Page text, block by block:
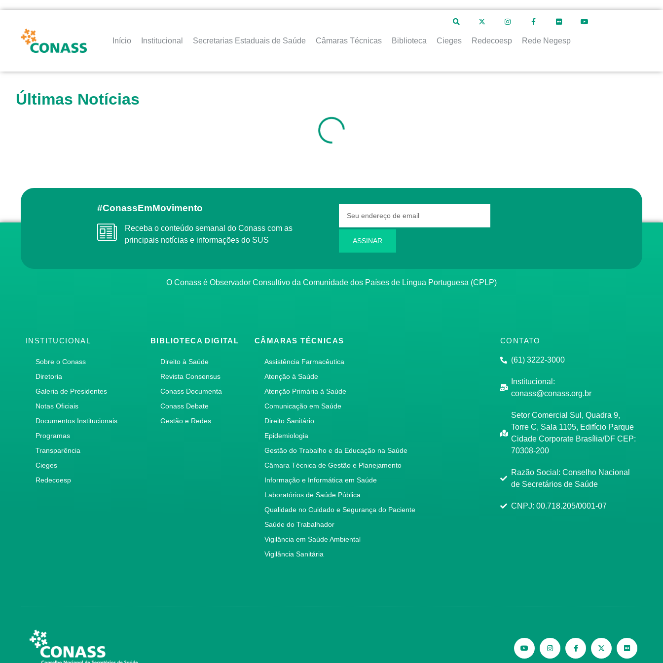
Início Institucional Secretarias Estaduais de Saúde Câmaras Técnicas Biblioteca Cieges Redecoesp Rede Negesp
Últimas Notícias
#ConassEmMovimento
Receba o conteúdo semanal do Conass com as
principais notícias e informações do SUS
ASSINAR
O Conass é Observador Consultivo da Comunidade dos Países de Língua Portuguesa (CPLP)
INSTITUCIONAL
Sobre o Conass
Diretoria
Galeria de Presidentes
Notas Oficiais
Documentos Institucionais
Programas
Transparência
Cieges
Redecoesp
BIBLIOTECA DIGITAL
Direito à Saúde
Revista Consensus
Conass Documenta
Conass Debate
Gestão e Redes
CÂMARAS TÉCNICAS
Assistência Farmacêutica
Atenção à Saúde
Atenção Primária à Saúde
Comunicação em Saúde
Direito Sanitário
Epidemiologia
Gestão do Trabalho e da Educação na Saúde
Câmara Técnica de Gestão e Planejamento
Informação e Informática em Saúde
Laboratórios de Saúde Pública
Qualidade no Cuidado e Segurança do Paciente
Saúde do Trabalhador
Vigilância em Saúde Ambiental
Vigilância Sanitária
CONTATO
(61) 3222-3000
Institucional:
conass@conass.org.br
Setor Comercial Sul, Quadra 9,
Torre C, Sala 1105, Edifício Parque
Cidade Corporate Brasília/DF CEP:
70308-200
Razão Social: Conselho Nacional
de Secretários de Saúde
CNPJ: 00.718.205/0001-07